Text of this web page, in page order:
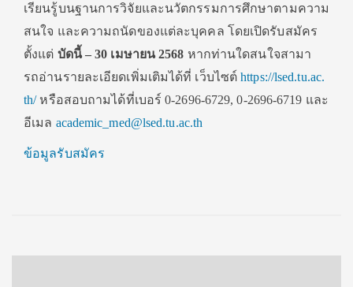
เรียนรู้บนฐานการวิจัยและนวัตกรรมการศึกษาตามความ
สนใจ และความถนัดของแต่ละบุคคล โดยเปิดรับสมัคร
ตั้งแต่ บัดนี้ – 30 เมษายน 2568 หากท่านใดสนใจสามา
รถอ่านรายละเอียดเพิ่มเติมได้ที่ เว็บไซต์https://lsed.tu.ac.
th/ หรือสอบถามได้ที่เบอร์ 0-2696-6729,0-2696-6719 และ
อีเมล academic_med@lsed.tu.ac.th
ข้อมูลรับสมัคร